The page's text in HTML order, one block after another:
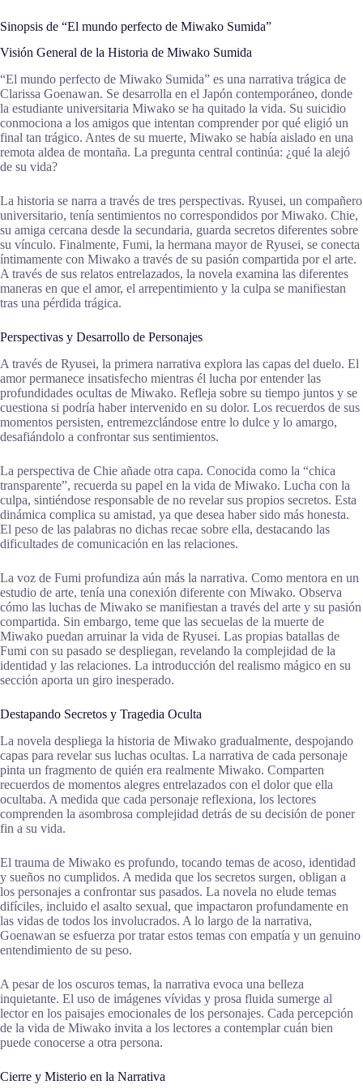
Sinopsis de “El mundo perfecto de Miwako Sumida”
Visión General de la Historia de Miwako Sumida
“El mundo perfecto de Miwako Sumida” es una narrativa trágica de
Clarissa Goenawan. Se desarrolla en el Japón contemporáneo, donde
la estudiante universitaria Miwako se ha quitado la vida. Su suicidio
conmociona a los amigos que intentan comprender por qué eligió un
final tan trágico. Antes de su muerte, Miwako se había aislado en una
remota aldea de montaña. La pregunta central continúa: ¿qué la alejó
de su vida?
La historia se narra a través de tres perspectivas. Ryusei, un compañero
universitario, tenía sentimientos no correspondidos por Miwako. Chie,
su amiga cercana desde la secundaria, guarda secretos diferentes sobre
su vínculo. Finalmente, Fumi, la hermana mayor de Ryusei, se conecta
íntimamente con Miwako a través de su pasión compartida por el arte.
A través de sus relatos entrelazados, la novela examina las diferentes
maneras en que el amor, el arrepentimiento y la culpa se manifiestan
tras una pérdida trágica.
Perspectivas y Desarrollo de Personajes
A través de Ryusei, la primera narrativa explora las capas del duelo. El
amor permanece insatisfecho mientras él lucha por entender las
profundidades ocultas de Miwako. Refleja sobre su tiempo juntos y se
cuestiona si podría haber intervenido en su dolor. Los recuerdos de sus
momentos persisten, entremezclándose entre lo dulce y lo amargo,
desafiándolo a confrontar sus sentimientos.
La perspectiva de Chie añade otra capa. Conocida como la “chica
transparente”, recuerda su papel en la vida de Miwako. Lucha con la
culpa, sintiéndose responsable de no revelar sus propios secretos. Esta
dinámica complica su amistad, ya que desea haber sido más honesta.
El peso de las palabras no dichas recae sobre ella, destacando las
dificultades de comunicación en las relaciones.
La voz de Fumi profundiza aún más la narrativa. Como mentora en un
estudio de arte, tenía una conexión diferente con Miwako. Observa
cómo las luchas de Miwako se manifiestan a través del arte y su pasión
compartida. Sin embargo, teme que las secuelas de la muerte de
Miwako puedan arruinar la vida de Ryusei. Las propias batallas de
Fumi con su pasado se despliegan, revelando la complejidad de la
identidad y las relaciones. La introducción del realismo mágico en su
sección aporta un giro inesperado.
Destapando Secretos y Tragedia Oculta
La novela despliega la historia de Miwako gradualmente, despojando
capas para revelar sus luchas ocultas. La narrativa de cada personaje
pinta un fragmento de quién era realmente Miwako. Comparten
recuerdos de momentos alegres entrelazados con el dolor que ella
ocultaba. A medida que cada personaje reflexiona, los lectores
comprenden la asombrosa complejidad detrás de su decisión de poner
fin a su vida.
El trauma de Miwako es profundo, tocando temas de acoso, identidad
y sueños no cumplidos. A medida que los secretos surgen, obligan a
los personajes a confrontar sus pasados. La novela no elude temas
difíciles, incluido el asalto sexual, que impactaron profundamente en
las vidas de todos los involucrados. A lo largo de la narrativa,
Goenawan se esfuerza por tratar estos temas con empatía y un genuino
entendimiento de su peso.
A pesar de los oscuros temas, la narrativa evoca una belleza
inquietante. El uso de imágenes vívidas y prosa fluida sumerge al
lector en los paisajes emocionales de los personajes. Cada percepción
de la vida de Miwako invita a los lectores a contemplar cuán bien
puede conocerse a otra persona.
Cierre y Misterio en la Narrativa